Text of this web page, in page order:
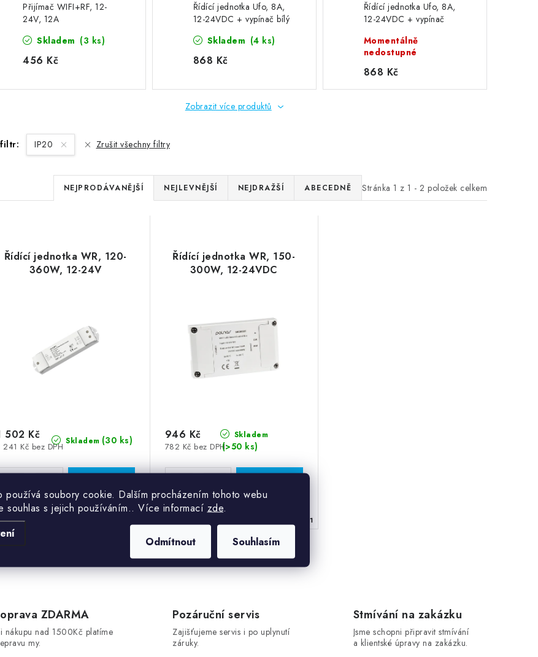
používá soubory cookie. Dalším procházením tohoto webu
souhlas s jejich používáním.. Více informací zde.
Odmítnout Souhlasím
Přijímač WIFI+RF, 12-
24V, 12A
Skladem (3 ks)
456 Kč
Řídící jednotka Ufo, 8A,
12-24VDC + vypínač bílý
Skladem (4 ks)
868 Kč
Řídící jednotka Ufo, 8A,
12-24VDC + vypínač
Momentálně
nedostupné
868 Kč
Zobrazit více produktů
IP20 Zrušit všechny filtry
Stránka 1 z 1 - 2 položek celkem
Ř
a
e
n
r
o
k
t
ů
NEJPRODÁVANĚJŠÍ NEJLEVNĚJŠÍ NEJDRAŽŠÍ ABECEDNĚ
Řídící jednotka WR, 120-
360W, 12-24V
Skladem (30 ks)
241 Kč bez DPH
502 Kč
Řídící jednotka WR, 150-
300W, 12-24VDC
Skladem
(>50 ks)
782 Kč bez DPH
946 Kč
69006031
ZDARMA
nákupu nad 1500Kč platíme
my.
Pozáruční servis
Zajišťujeme servis i po uplynutí
záruky.
Stmívání na zakázku
Jsme schopni připravit stmívání
a klientské úpravy na zakázku.